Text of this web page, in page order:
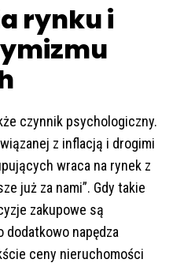
rynku i
czynnik psychologiczny.
z inflacją i drogimi
wraca na rynek z
już za nami”. Gdy takie
zakupowe są
dodatkowo napędza
ceny nieruchomości